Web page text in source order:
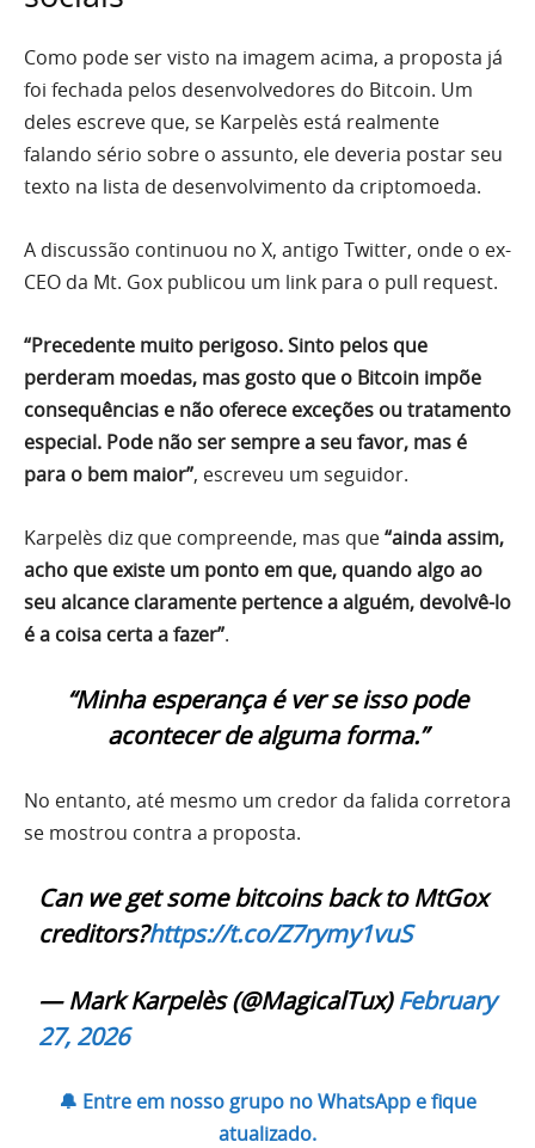
Como pode ser visto na imagem acima, a proposta já
foi fechada pelos desenvolvedores do Bitcoin. Um
deles escreve que, se Karpelès está realmente
falando sério sobre o assunto, ele deveria postar seu
texto na lista de desenvolvimento da criptomoeda.
A discussão continuou no X, antigo Twitter, onde o ex-
CEO da Mt. Gox publicou um link para o pull request.
“Precedente muito perigoso. Sinto pelos que
perderam moedas, mas gosto que o Bitcoin impõe
consequências e não oferece exceções ou tratamento
especial. Pode não ser sempre a seu favor, mas é
para o bem maior”, escreveu um seguidor.
Karpelès diz que compreende, mas que“ainda assim,
acho que existe um ponto em que, quando algo ao
seu alcance claramente pertence a alguém, devolvê-lo
é a coisa certa a fazer”.
“Minha esperança é ver se isso pode
acontecer de alguma forma.”
No entanto, até mesmo um credor da falida corretora
se mostrou contra a proposta.
Can we get some bitcoins back to MtGox
creditors?https://t.co/Z7rymy1vuS
— Mark Karpelès (@MagicalTux)February
27, 2026
🔔 Entre em nosso grupo no WhatsApp e fique
atualizado.